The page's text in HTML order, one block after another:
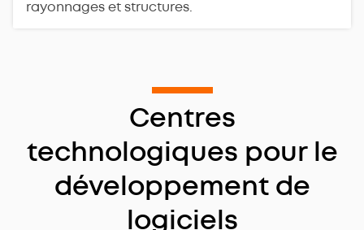
rayonnages et structures.
Centres
technologiques pour le
développement de
logiciels